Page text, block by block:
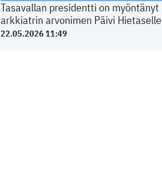
Tasavallan presidentti on myöntänyt
arkkiatrin arvonimen Päivi Hietaselle
22.05.2026 11:49